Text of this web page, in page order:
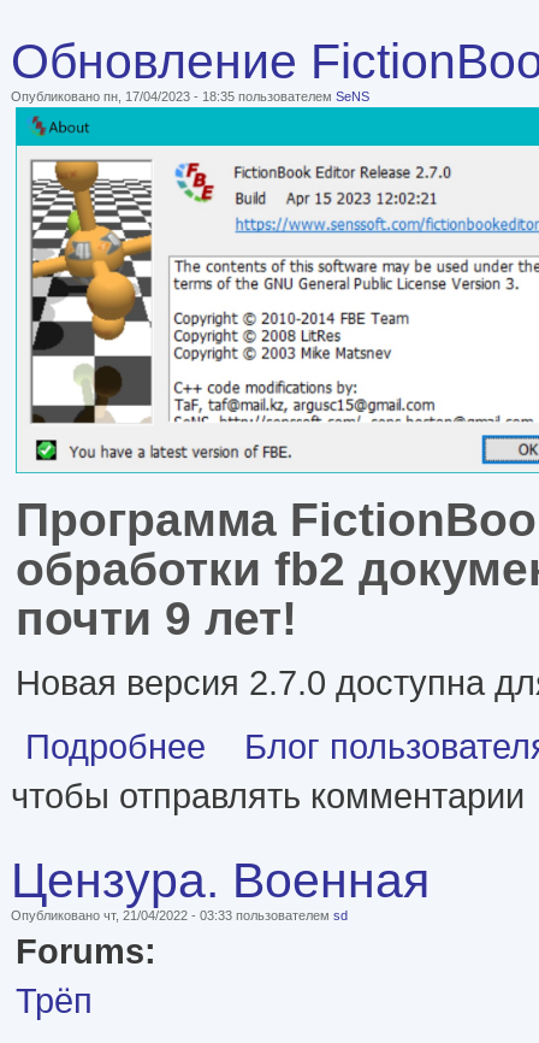
Обновление
Опубликовано пн, 17/04/2023 - 18:35 пользователем SeNS
Программа
обработки fb2
почти 9 лет!
Новая версия 2.7.0 доступна
Подробнее о Обновление FictionBook Editor
Блог
чтобы отправлять комментарии
Цензура. Военная
Опубликовано чт, 21/04/2022 - 03:33 пользователем sd
Forums:
Трёп